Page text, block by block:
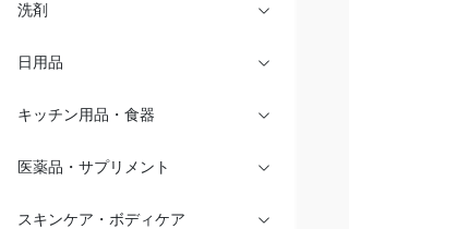
洗剤
日用品
キッチン用品・食器
医薬品・サプリメント
スキンケア・ボディケア